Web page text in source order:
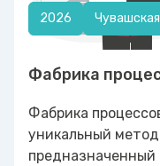
2026
Фабрика
Фабрика
уникальный